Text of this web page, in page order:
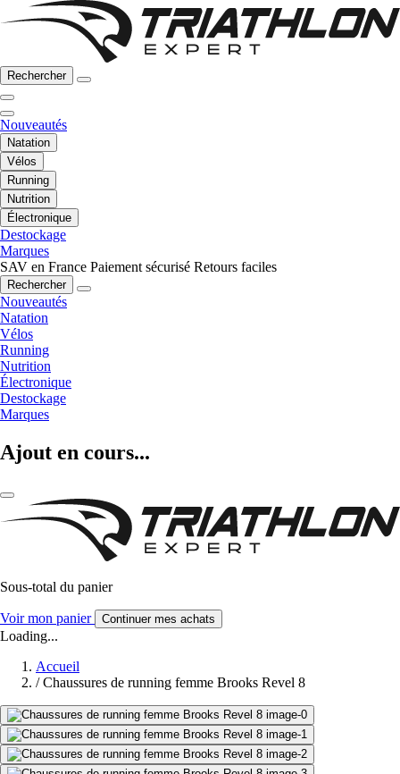
Rechercher
Nouveautés
Natation
Vélos
Running
Nutrition
Électronique
Destockage
Marques
SAV en France Paiement sécurisé Retours faciles
Rechercher
Nouveautés
Natation
Vélos
Running
Nutrition
Électronique
Destockage
Marques
Ajout en cours...
Sous-total du panier
Voir mon panier Continuer mes achats
Loading...
Accueil
/ Chaussures de running femme Brooks Revel 8